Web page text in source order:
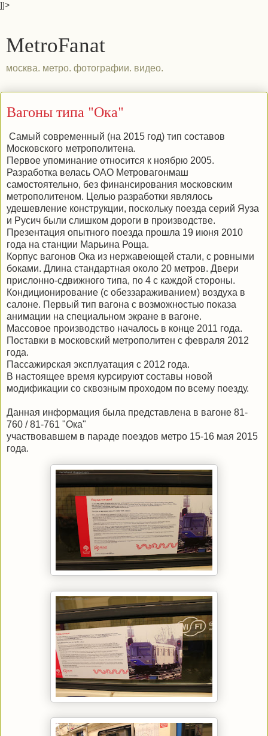
]]>
MetroFanat
москва. метро. фотографии. видео.
Вагоны типа "Ока"
Самый современный (на 2015 год) тип составов
Московского метрополитена.
Первое упоминание относится к ноябрю 2005.
Разработка велась ОАО Метровагонмаш
самостоятельно, без финансирования московским
метрополитеном. Целью разработки являлось
удешевление конструкции, поскольку поезда серий Яуза
и Русич были слишком дороги в производстве.
Презентация опытного поезда прошла 19 июня 2010
года на станции Марьина Роща.
Корпус вагонов Ока из нержавеющей стали, с ровными
боками. Длина стандартная около 20 метров. Двери
прислонно-сдвижного типа, по 4 с каждой стороны.
Кондиционирование (с обеззараживанием) воздуха в
салоне. Первый тип вагона с возможностью показа
анимации на специальном экране в вагоне.
Массовое производство началось в конце 2011 года.
Поставки в московский метрополитен с февраля 2012
года.
Пассажирская эксплуатация с 2012 года.
В настоящее время курсируют составы новой
модификации со сквозным проходом по всему поезду.
Данная информация была представлена в вагоне 81-
760 / 81-761 "Ока"
участвовавшем в параде поездов метро 15-16 мая 2015
года.